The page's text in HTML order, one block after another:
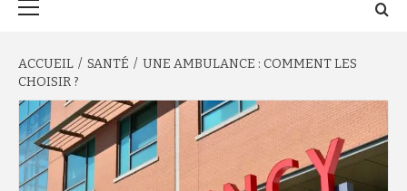
ACCUEIL SANTÉ
UNE AMBULANCE : COMMENT LES
CHOISIR ?